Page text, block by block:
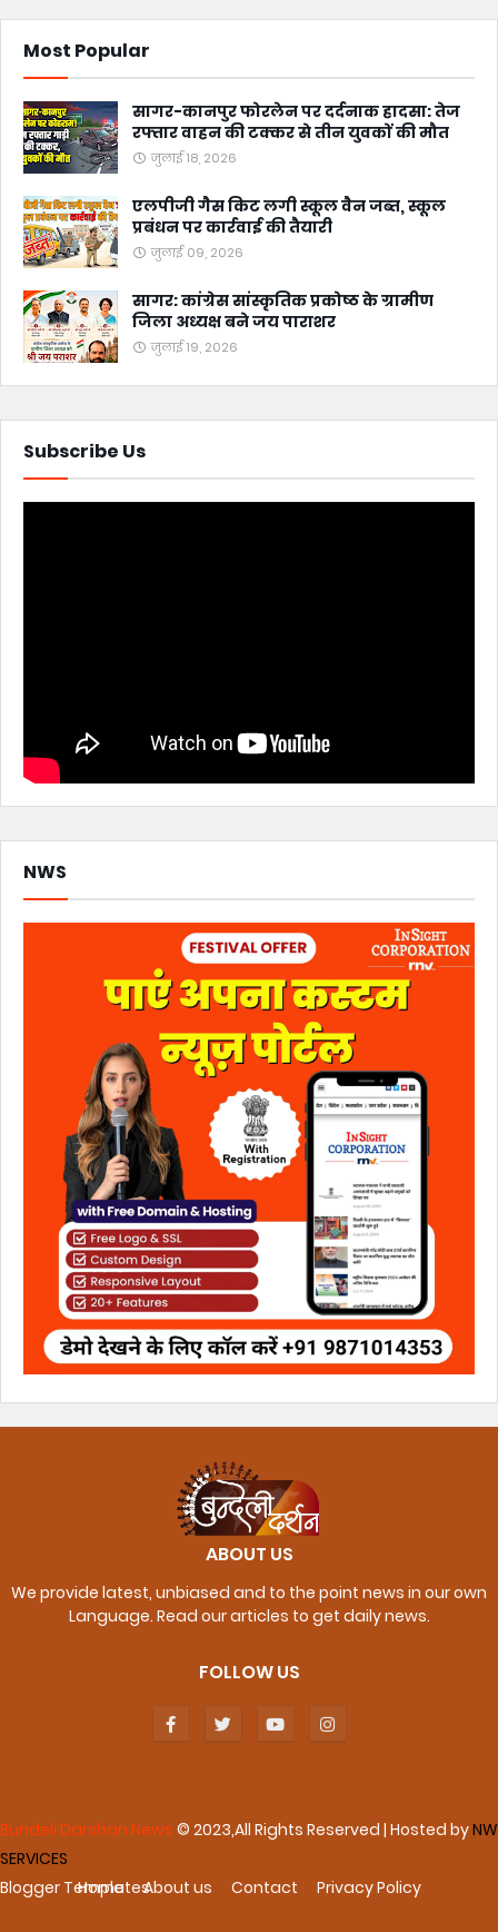
Most Popular
सागर-कानपुर फोरलेन पर दर्दनाक हादसा: तेज
रफ्तार वाहन की टक्कर से तीन युवकों की मौत
जुलाई 18, 2026
एलपीजी गैस किट लगी स्कूल वैन जब्त, स्कूल
प्रबंधन पर कार्रवाई की तैयारी
जुलाई 09, 2026
सागर: कांग्रेस सांस्कृतिक प्रकोष्ठ के ग्रामीण
जिला अध्यक्ष बने जय पाराशर
जुलाई 19, 2026
Subscribe Us
NWS
ABOUT US
We provide latest, unbiased and to the point news in our own
Language. Read our articles to get daily news.
FOLLOW US
Bundeli Darshan News © 2023,All Rights Reserved | Hosted byNW
SERVICES
Home
About us Contact Privacy Policy
Blogger Templates